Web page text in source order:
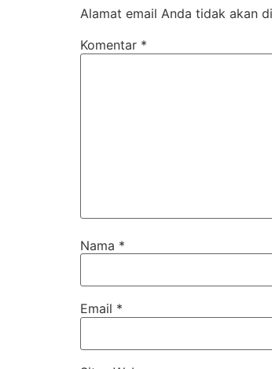
Alamat email Anda tidak akan
Komentar *
Nama *
Email *